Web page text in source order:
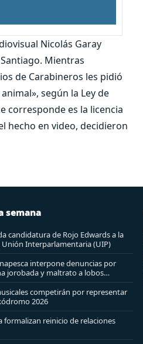
Nicolás Garay
Mientras
de Carabineros les pidió
según la Ley de
corresponde es la licencia
hecho en video, decidieron
semana
candidatura de Rojo Edwards a la
Unión Interparlamentaria (UIP)
interpone denuncias por
jorobada y maltrato a lobos
competirán por representar
2026
formalizan reinicio de relaciones